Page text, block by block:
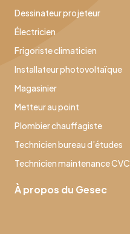
Dessinateur projeteur
Électricien
Frigoriste climaticien
Installateur photovoltaïque
Magasinier
Metteur au point
Plombier chauffagiste
Technicien bureau d’études
Technicien maintenance CVC
À propos du Gesec